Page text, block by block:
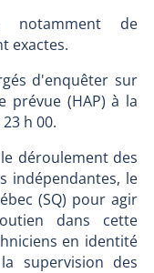
notamment de
exactes.
d'enquêter sur
prévue (HAP) à la
h 00.
déroulement des
indépendantes, le
(SQ) pour agir
dans cette
en identité
supervision des